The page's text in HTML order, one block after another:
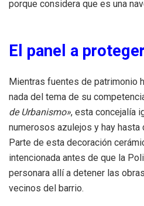
porque considera que es una
El panel a proteger
Mientras fuentes de patrimonio
nada del tema de su
de Urbanismo», esta concejalía
numerosos azulejos y hay
Parte de esta decoración
intencionada antes de que la
personara allí a detener las
vecinos del barrio.